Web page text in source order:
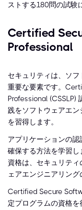
ストする180問の試験
Certified
Professional
セキュリティは、ソ
重要な要素です。
Professional (CSSLP)
践をソフトウェアエ
を習得します。
アプリケーションの
確保する方法を学習
資格は、セキュリテ
ェアエンジニアリング
Certified Secure
定プログラムの資格